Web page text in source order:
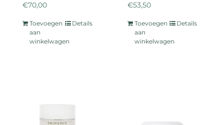
€70,00
Toevoegen
aan
winkelwagen
Details
€53,50
Toevoegen
aan
winkelwagen
Details